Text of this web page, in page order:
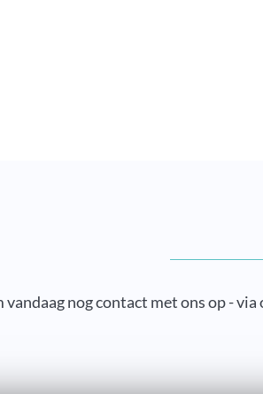
vandaag nog contact met ons op -